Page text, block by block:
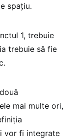
spațiu.
1, trebuie
trebuie să fie
mai multe ori,
vor fi integrate